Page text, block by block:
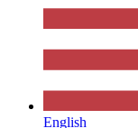
English